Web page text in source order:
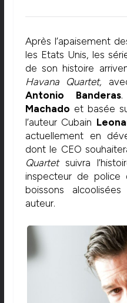
Après l’apaisement
les Etats Unis, les
de son histoire
Havana Quartet,
Antonio Banderas.
Machado et basée
l’auteur Cubain
actuellement en
dont le CEO
Quartetsuivra
inspecteur de police
boissons
auteur.